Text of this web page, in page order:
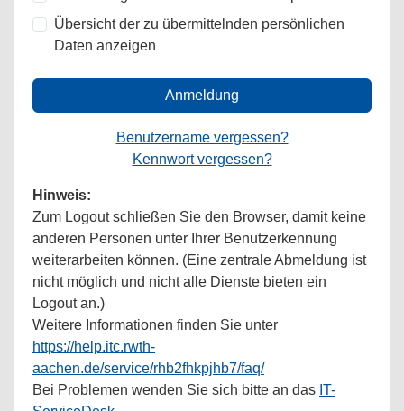
Übersicht der zu übermittelnden persönlichen
Daten anzeigen
Anmeldung
Benutzername vergessen?
Kennwort vergessen?
Hinweis:
Zum Logout schließen Sie den Browser, damit keine
anderen Personen unter Ihrer Benutzerkennung
weiterarbeiten können. (Eine zentrale Abmeldung ist
nicht möglich und nicht alle Dienste bieten ein
Logout an.)
Weitere Informationen finden Sie unter
https://help.itc.rwth-
aachen.de/service/rhb2fhkpjhb7/faq/
Bei Problemen wenden Sie sich bitte an das IT-